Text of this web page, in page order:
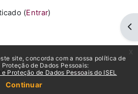
site, concorda com a nossa política de
de Dados Pessoais:
Proteção de Dados Pessoais do ISEL
Continuar
(Entrar)
do ISEL /SGI